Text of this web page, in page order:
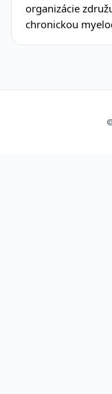
organizácie
chronickou